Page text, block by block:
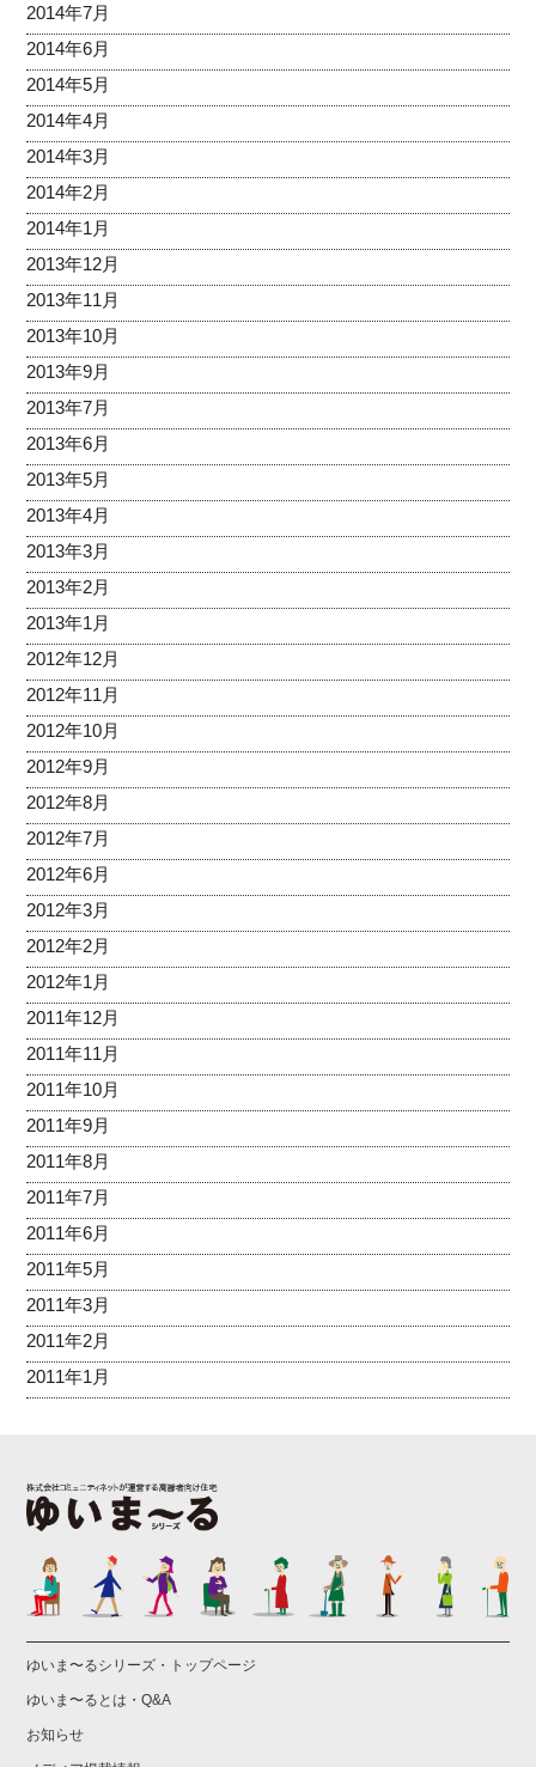
2014年7月
2014年6月
2014年5月
2014年4月
2014年3月
2014年2月
2014年1月
2013年12月
2013年11月
2013年10月
2013年9月
2013年7月
2013年6月
2013年5月
2013年4月
2013年3月
2013年2月
2013年1月
2012年12月
2012年11月
2012年10月
2012年9月
2012年8月
2012年7月
2012年6月
2012年3月
2012年2月
2012年1月
2011年12月
2011年11月
2011年10月
2011年9月
2011年8月
2011年7月
2011年6月
2011年5月
2011年3月
2011年2月
2011年1月
ゆいま〜るシリーズ・トップページ
ゆいま〜るとは・Q&A
お知らせ